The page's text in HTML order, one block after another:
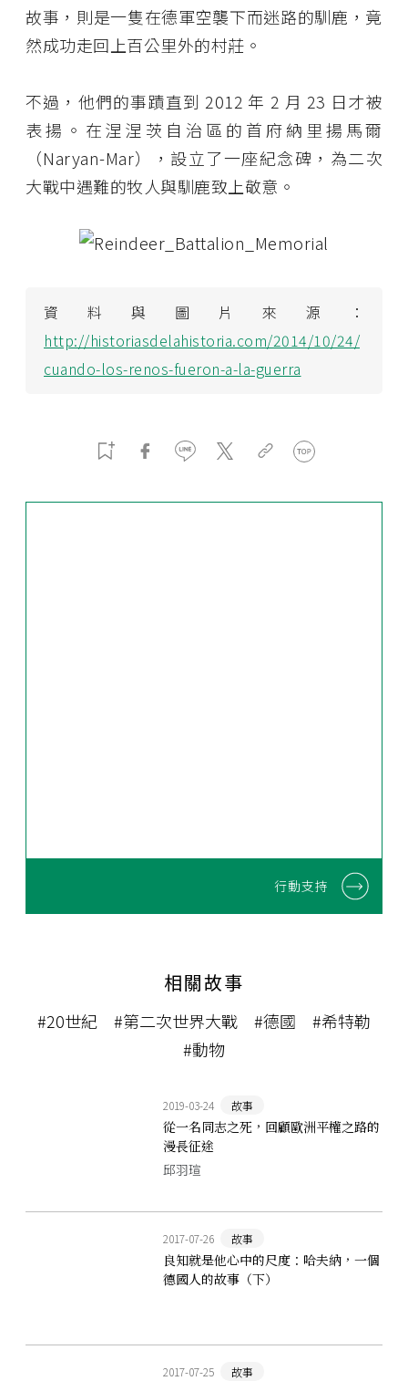
故事，則是一隻在德軍空襲下而迷路的馴鹿，竟
然成功走回上百公里外的村莊。
不過，他們的事蹟直到 2012 年 2 月 23 日才被
表揚。在涅涅茨自治區的首府納里揚馬爾
（Naryan-Mar），設立了一座紀念碑，為二次
大戰中遇難的牧人與馴鹿致上敬意。
資料與圖片來源：
http://historiasdelahistoria.com/2014/10/24/
cuando-los-renos-fueron-a-la-guerra
行動支持
相關故事
#20世紀 #第二次世界大戰 #德國
#希特勒
#動物
2019-03-24 故事
從一名同志之死，回顧歐洲平權之路的
漫長征途
邱羽瑄
2017-07-26 故事
良知就是他心中的尺度：哈夫納，一個
德國人的故事（下）
2017-07-25 故事